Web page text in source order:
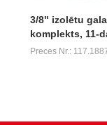
3/8" izolētu
komplekts, 11-
Preces Nr.: